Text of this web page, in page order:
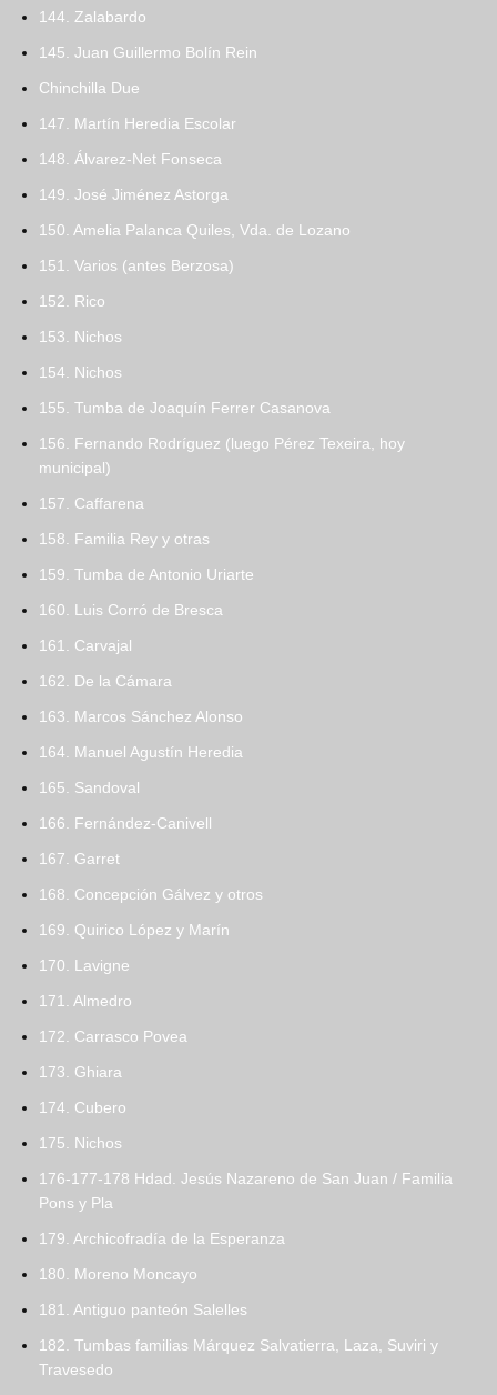
144. Zalabardo
145. Juan Guillermo Bolín Rein
Chinchilla Due
147. Martín Heredia Escolar
148. Álvarez-Net Fonseca
149. José Jiménez Astorga
150. Amelia Palanca Quiles, Vda. de Lozano
151. Varios (antes Berzosa)
152. Rico
153. Nichos
154. Nichos
155. Tumba de Joaquín Ferrer Casanova
156. Fernando Rodríguez (luego Pérez Texeira, hoy
municipal)
157. Caffarena
158. Familia Rey y otras
159. Tumba de Antonio Uriarte
160. Luis Corró de Bresca
161. Carvajal
162. De la Cámara
163. Marcos Sánchez Alonso
164. Manuel Agustín Heredia
165. Sandoval
166. Fernández-Canivell
167. Garret
168. Concepción Gálvez y otros
169. Quirico López y Marín
170. Lavigne
171. Almedro
172. Carrasco Povea
173. Ghiara
174. Cubero
175. Nichos
176-177-178 Hdad. Jesús Nazareno de San Juan / Familia
Pons y Pla
179. Archicofradía de la Esperanza
180. Moreno Moncayo
181. Antiguo panteón Salelles
182. Tumbas familias Márquez Salvatierra, Laza, Suviri y
Travesedo